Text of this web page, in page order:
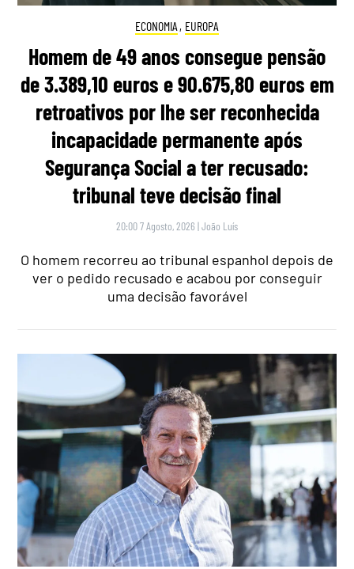
ECONOMIA , EUROPA
Homem de 49 anos consegue pensão
de 3.389,10 euros e 90.675,80 euros em
retroativos por lhe ser reconhecida
incapacidade permanente após
Segurança Social a ter recusado:
tribunal teve decisão final
20:00 7 Agosto, 2026 |João Luís
O homem recorreu ao tribunal espanhol depois de
ver o pedido recusado e acabou por conseguir
uma decisão favorável